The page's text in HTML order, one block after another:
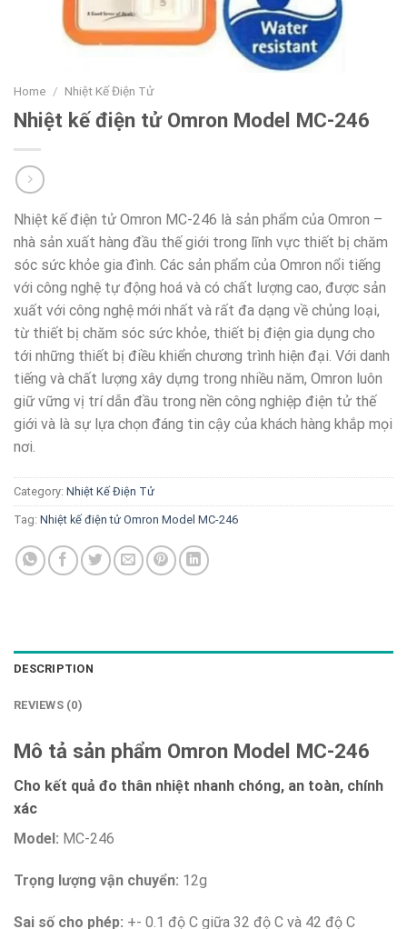
Home / Nhiệt Kế Điện Tử
Nhiệt kế điện tử Omron Model MC-246
Nhiệt kế điện tử Omron MC-246 là sản phẩm của Omron –
nhà sản xuất hàng đầu thế giới trong lĩnh vực thiết bị chăm
sóc sức khỏe gia đình. Các sản phẩm của Omron nổi tiếng
với công nghệ tự động hoá và có chất lượng cao, được sản
xuất với công nghệ mới nhất và rất đa dạng về chủng loại,
từ thiết bị chăm sóc sức khỏe, thiết bị điện gia dụng cho
tới những thiết bị điều khiển chương trình hiện đại. Với danh
tiếng và chất lượng xây dựng trong nhiều năm, Omron luôn
giữ vững vị trí dẫn đầu trong nền công nghiệp điện tử thế
giới và là sự lựa chọn đáng tin cậy của khách hàng khắp mọi
nơi.
Category: Nhiệt Kế Điện Tử
Tag: Nhiệt kế điện tử Omron Model MC-246
DESCRIPTION
REVIEWS (0)
Mô tả sản phẩm Omron Model MC-246
Cho kết quả đo thân nhiệt nhanh chóng, an toàn, chính
xác
Model: MC-246
Trọng lượng vận chuyển: 12g
Sai số cho phép: +- 0.1 độ C giữa 32 độ C và 42 độ C